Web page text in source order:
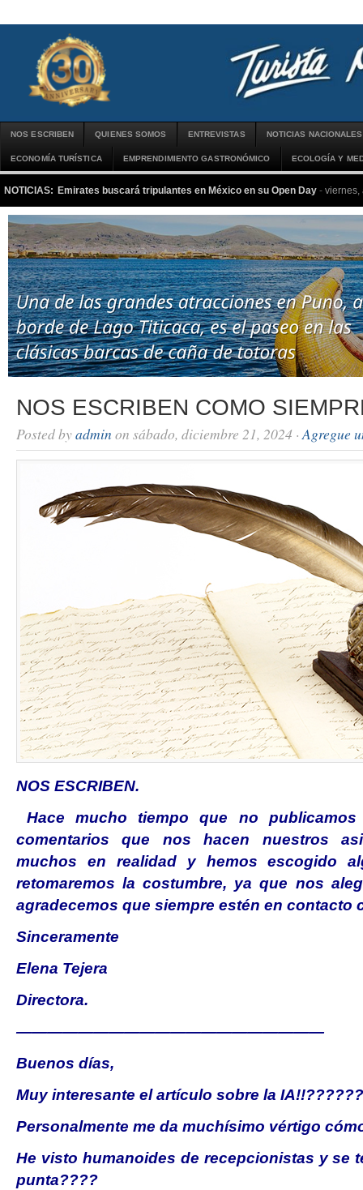
NOS ESCRIBEN QUIENES SOMOS ENTREVISTAS NOTICIAS NACIONALES
ECONOMÍA TURÍSTICA EMPRENDIMIENTO GASTRONÓMICO ECOLOGÍA Y
NOTICIAS: Emirates buscará tripulantes en México en su Open Day - viernes,
NOS ESCRIBEN COMO
Posted byadmin on sábado, diciembre 21, 2024 ·Agregue
NOS ESCRIBEN.
Hace mucho tiempo que no
comentarios que nos hacen nuestros
muchos en realidad y hemos escogido
retomaremos la costumbre, ya que nos
agradecemos que siempre estén en contacto
Sinceramente
Elena Tejera
Directora.
————————————————————
Buenos días,
Muy interesante el artículo sobre la
Personalmente me da muchísimo vértigo
He visto humanoides de recepcionistas y se
punta????